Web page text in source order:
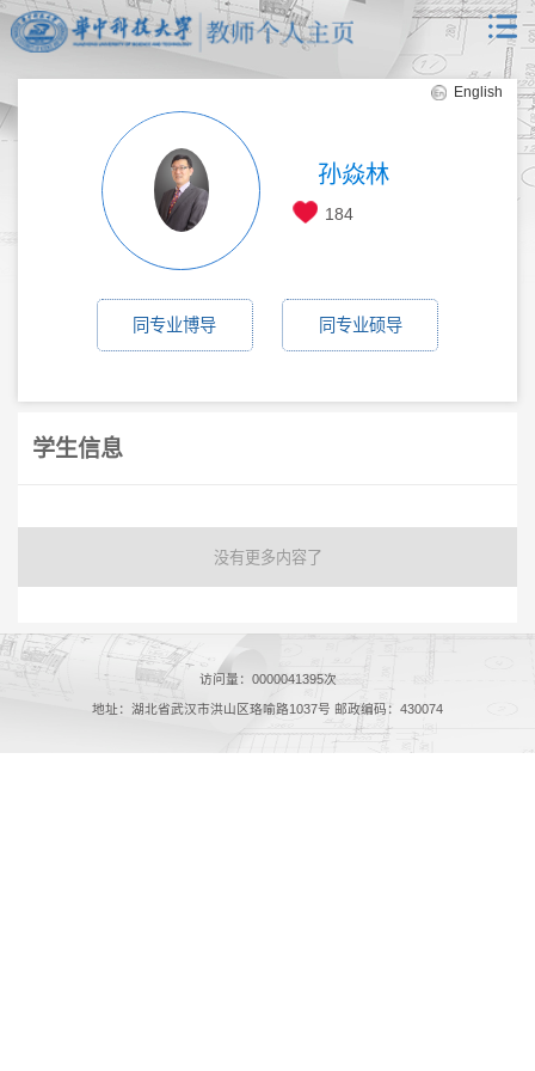
English
孙焱林
184
同专业博导 同专业硕导
学生信息
没有更多内容了
访问量： 0000041395次
地址：湖北省武汉市洪山区珞喻路1037号 邮政编码：430074